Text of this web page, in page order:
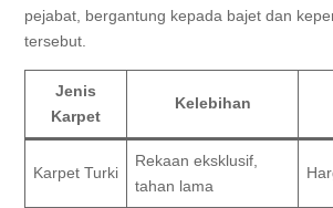
pejabat, bergantung kepada bajet dan
tersebut.
Jenis
Karpet
Kelebihan
Karpet Turki
Rekaan eksklusif,
tahan lama